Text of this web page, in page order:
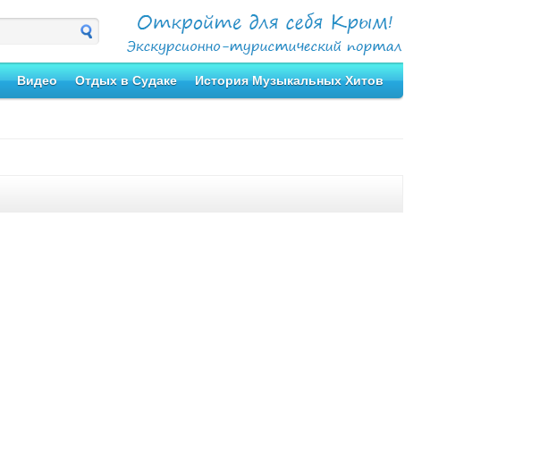
Видео Отдых в Судаке История Музыкальных Хитов